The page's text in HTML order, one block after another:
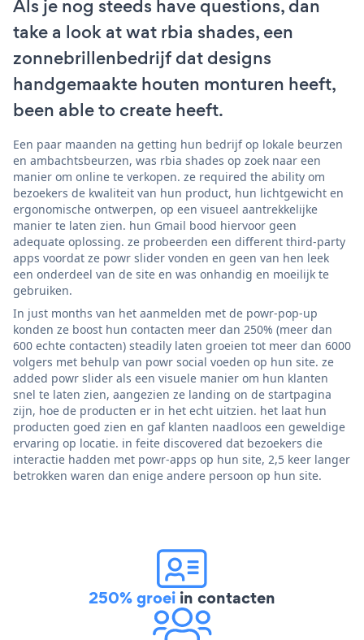
Als je nog steeds have questions, dan
take a look at wat rbia shades, een
zonnebrillenbedrijf dat designs
handgemaakte houten monturen heeft,
been able to create heeft.
Een paar maanden na getting hun bedrijf op lokale beurzen
en ambachtsbeurzen, was rbia shades op zoek naar een
manier om online te verkopen. ze required the ability om
bezoekers de kwaliteit van hun product, hun lichtgewicht en
ergonomische ontwerpen, op een visueel aantrekkelijke
manier te laten zien. hun Gmail bood hiervoor geen
adequate oplossing. ze probeerden een different third-party
apps voordat ze powr slider vonden en geen van hen leek
een onderdeel van de site en was onhandig en moeilijk te
gebruiken.
In just months van het aanmelden met de powr-pop-up
konden ze boost hun contacten meer dan 250% (meer dan
600 echte contacten) steadily laten groeien tot meer dan 6000
volgers met behulp van powr social voeden op hun site. ze
added powr slider als een visuele manier om hun klanten
snel te laten zien, aangezien ze landing on de startpagina
zijn, hoe de producten er in het echt uitzien. het laat hun
producten goed zien en gaf klanten naadloos een geweldige
ervaring op locatie. in feite discovered dat bezoekers die
interactie hadden met powr-apps op hun site, 2,5 keer langer
betrokken waren dan enige andere persoon op hun site.
250% groei in contacten